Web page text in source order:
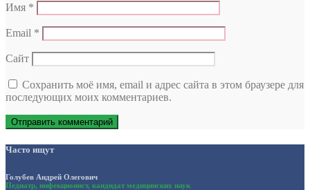
Имя *
Email *
Сайт
Сохранить моё имя, email и адрес сайта в этом браузере для
последующих моих комментариев.
Часто ищут
Голубев Андрей Олегович
Педиатр, инфекционист, кандидат медицинских наук